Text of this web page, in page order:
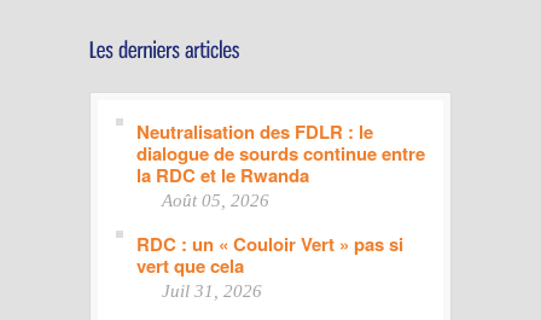
Neutralisation des FDLR : le
dialogue de sourds continue entre
la RDC et le Rwanda
Août 05, 2026
RDC : un « Couloir Vert » pas si
vert que cela
Juil 31, 2026